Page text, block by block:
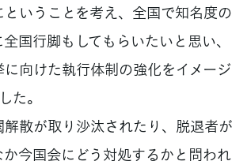
ということを考え、全国で知名度の
国行脚もしてもらいたいと思い、
向けた執行体制の強化をイメージ
た。
散が取り沙汰されたり、脱退者が
今国会にどう対処するかと問われ